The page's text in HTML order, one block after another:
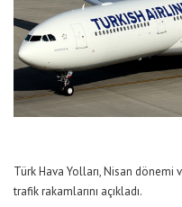
Türk Hava Yolları, Nisan
trafik rakamlarını açıkladı.